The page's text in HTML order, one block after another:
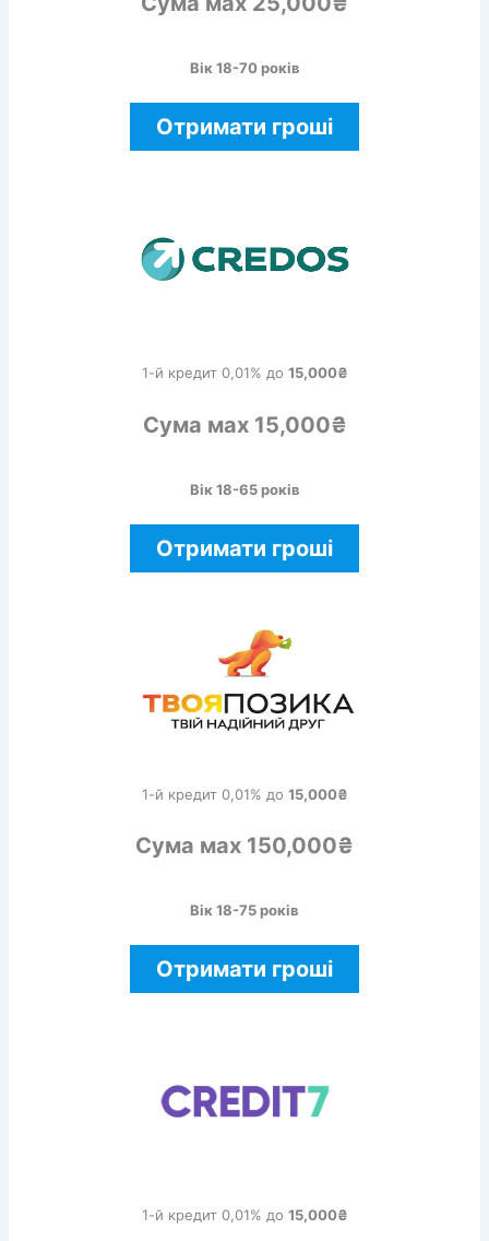
Вік 18-70 років
Отримати гроші
1-й кредит 0,01% до 15,000₴
Сума мах 15,000₴
Вік 18-65 років
Отримати гроші
1-й кредит 0,01% до 15,000₴
Сума мах 150,000₴
Вік 18-75 років
Отримати гроші
1-й кредит 0,01% до 15,000₴